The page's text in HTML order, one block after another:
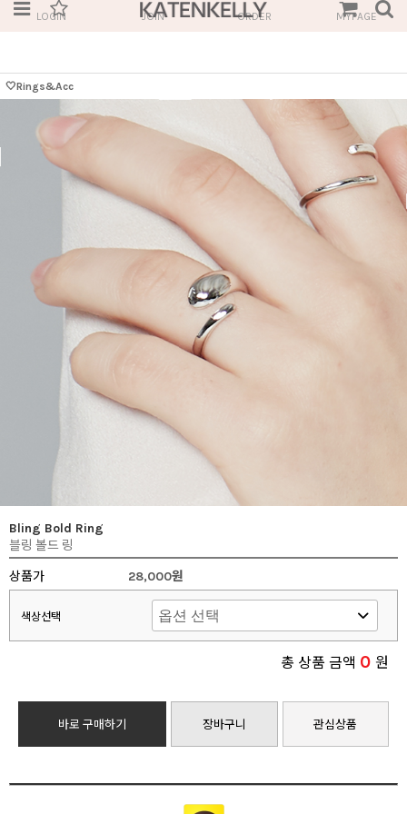
LOGIN JOIN ORDER MYPAGE
🤍Rings&Acc
Bling Bold Ring
블링 볼드 링
상품가
28,000원
색상선택
총 상품 금액 0 원
바로 구매하기 장바구니 관심상품